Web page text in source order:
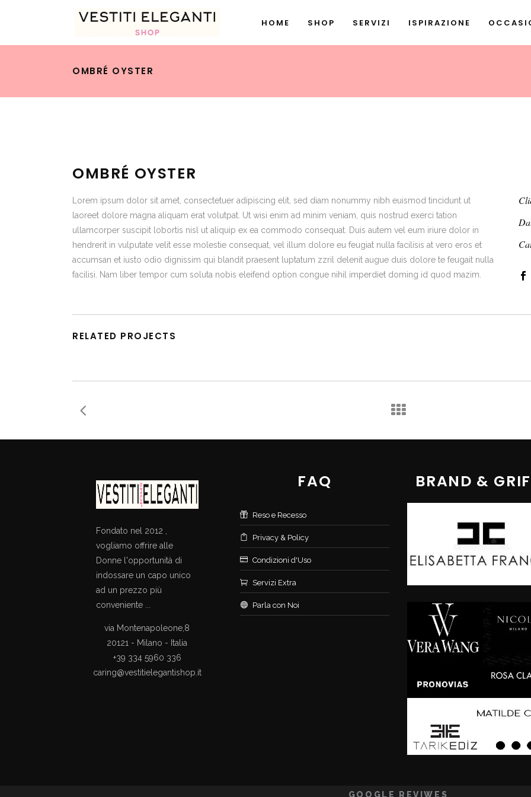
HOME SHOP SERVIZI ISPIRAZIONE
OMBRÉ OYSTER
OMBRÉ OYSTER
Lorem ipsum dolor sit amet, consectetuer adipiscing elit, sed diam nonummy nibh euismod tincidunt ut
laoreet dolore magna aliquam erat volutpat. Ut wisi enim ad minim veniam, quis nostrud exerci tation
ullamcorper suscipit lobortis nisl ut aliquip ex ea commodo consequat. Duis autem vel eum iriure dolor in
hendrerit in vulputate velit esse molestie consequat, vel illum dolore eu feugiat nulla facilisis at vero eros et
accumsan et iusto odio dignissim qui blandit praesent luptatum zzril delenit augue duis dolore te feugait nulla
facilisi. Nam liber tempor cum soluta nobis eleifend option congue nihil imperdiet doming id quod mazim.
RELATED PROJECTS
Fondato nel 2012 ,
vogliamo offrire alle
Donne l'opportunità di
indossare un capo unico
ad un prezzo più
conveniente ...
via Montenapoleone,8
20121 - Milano - Italia
+39 334 5960 336
caring@vestitielegantishop.it
FAQ
Reso e Recesso
Privacy & Policy
Condizioni d'Uso
Servizi Extra
Parla con Noi
BRAND &
GOOGLE REVIWES